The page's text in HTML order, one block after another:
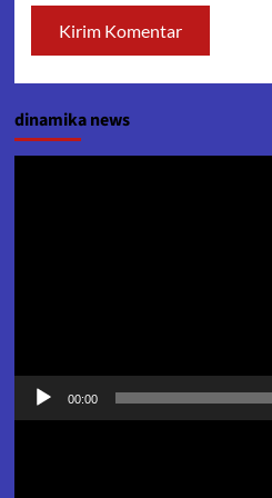
dinamika news
00:00